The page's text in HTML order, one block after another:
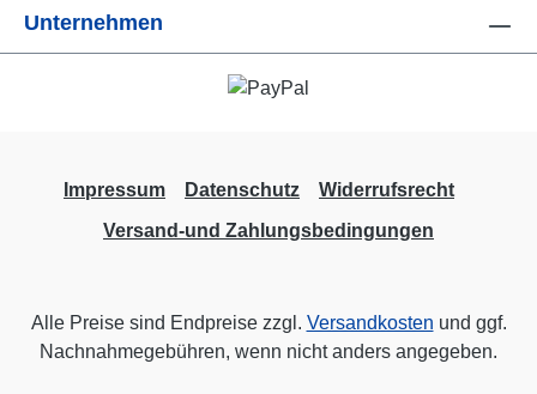
Unternehmen
Impressum Datenschutz
Widerrufsrecht
Versand-und Zahlungsbedingungen
Alle Preise sind Endpreise zzgl. Versandkosten und ggf.
Nachnahmegebühren, wenn nicht anders angegeben.